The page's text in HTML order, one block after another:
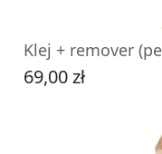
Klej + remover
Cena
69,00 zł